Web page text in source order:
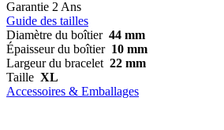
Garantie 2 Ans
Guide des tailles
Diamètre du boîtier 44 mm
Épaisseur du boîtier 10 mm
Largeur du bracelet 22 mm
Taille XL
Accessoires & Emballages